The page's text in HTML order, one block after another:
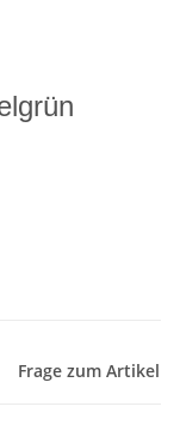
Frage zum Artikel